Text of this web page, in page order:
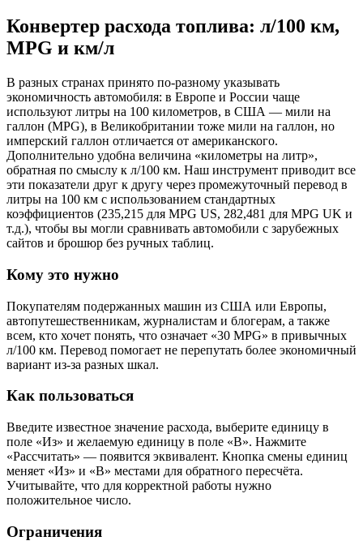
Конвертер расхода топлива: л/100 км,
MPG и км/л
В разных странах принято по-разному указывать
экономичность автомобиля: в Европе и России чаще
используют литры на 100 километров, в США — мили на
галлон (MPG), в Великобритании тоже мили на галлон, но
имперский галлон отличается от американского.
Дополнительно удобна величина «километры на литр»,
обратная по смыслу к л/100 км. Наш инструмент приводит все
эти показатели друг к другу через промежуточный перевод в
литры на 100 км с использованием стандартных
коэффициентов (235,215 для MPG US, 282,481 для MPG UK и
т.д.), чтобы вы могли сравнивать автомобили с зарубежных
сайтов и брошюр без ручных таблиц.
Кому это нужно
Покупателям подержанных машин из США или Европы,
автопутешественникам, журналистам и блогерам, а также
всем, кто хочет понять, что означает «30 MPG» в привычных
л/100 км. Перевод помогает не перепутать более экономичный
вариант из-за разных шкал.
Как пользоваться
Введите известное значение расхода, выберите единицу в
поле «Из» и желаемую единицу в поле «В». Нажмите
«Рассчитать» — появится эквивалент. Кнопка смены единиц
меняет «Из» и «В» местами для обратного пересчёта.
Учитывайте, что для корректной работы нужно
положительное число.
Ограничения